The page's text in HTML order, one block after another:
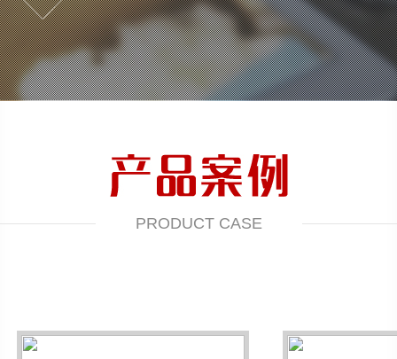
PRODUCT CASE